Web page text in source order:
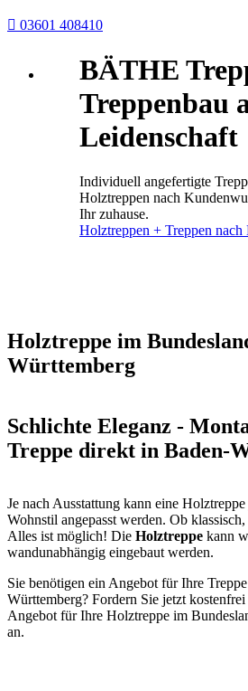
 03601 408410
BÄTHE
Treppenbau
Leidenschaft
Individuell angefertigte
Holztreppen nach
Ihr zuhause.
Holztreppen + Treppen nach
Holztreppe im
Württemberg
Schlichte Eleganz -
Treppe direkt in Baden-
Je nach Ausstattung kann eine
Wohnstil angepasst werden. Ob
Alles ist möglich! Die Holztreppe kann
wandunabhängig eingebaut werden.
Sie benötigen ein Angebot für Ihre
Württemberg? Fordern Sie jetzt
Angebot für Ihre Holztreppe im
an.